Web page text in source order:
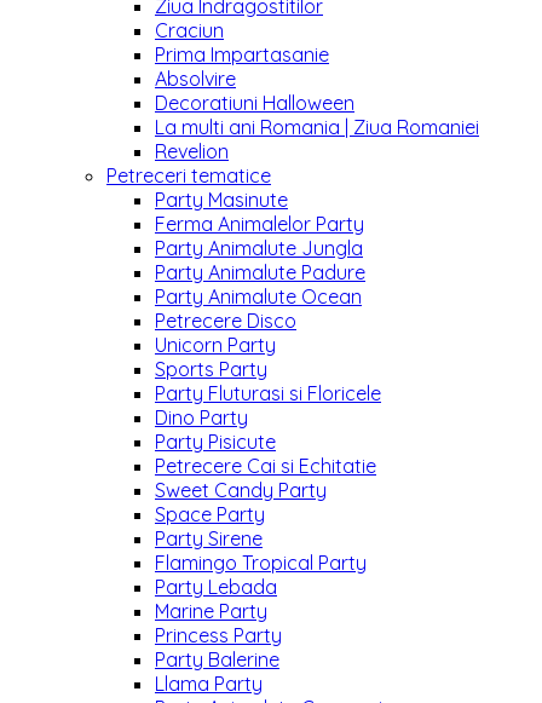
Ziua Indragostitilor
Craciun
Prima Impartasanie
Absolvire
Decoratiuni Halloween
La multi ani Romania | Ziua Romaniei
Revelion
Petreceri tematice
Party Masinute
Ferma Animalelor Party
Party Animalute Jungla
Party Animalute Padure
Party Animalute Ocean
Petrecere Disco
Unicorn Party
Sports Party
Party Fluturasi si Floricele
Dino Party
Party Pisicute
Petrecere Cai si Echitatie
Sweet Candy Party
Space Party
Party Sirene
Flamingo Tropical Party
Party Lebada
Marine Party
Princess Party
Party Balerine
Llama Party